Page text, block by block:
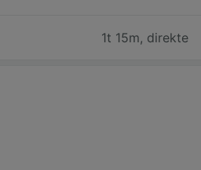
1t 15m, direkte